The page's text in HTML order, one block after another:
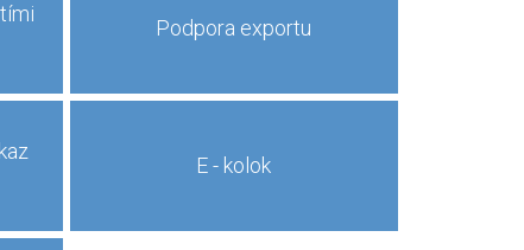
Podpora exportu
E - kolok